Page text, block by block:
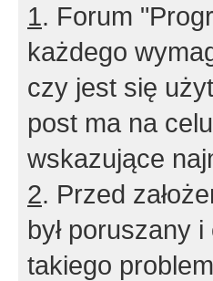
1. Forum
każdego
czy jest się
post ma na
wskazujące
2. Przed
był poruszany
takiego